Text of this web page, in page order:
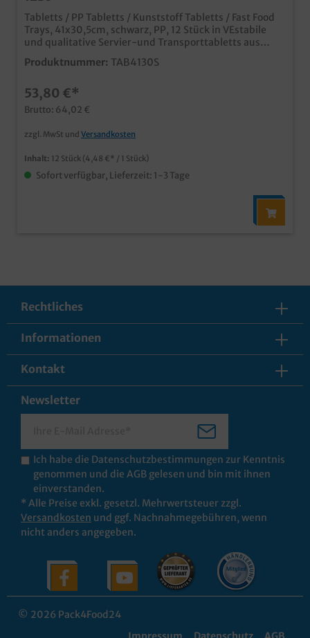
Tabletts / PP Tabletts / Kunststoff Tabletts / Fast Food
Trays, 41x30,5cm, schwarz, PP, 12 Stück in VEstabile
und qualitative Servier-und Transporttabletts aus
Kunststoffideal für Kantine, Fastfood Restaurant, SB
Restaurant, usw.rutschsichere Oberfläche für guten
genormtleicht zu reinigennach dem Gebrauch
recycelbar
Produktnummer: TAB4130S
53,80 €*
Brutto: 64,02 €
zzgl. MwSt und Versandkosten
Inhalt: 12 Stück (4,48 €* / 1 Stück)
Sofort verfügbar, Lieferzeit: 1-3 Tage
Rechtliches
Informationen
Kontakt
Newsletter
Ich habe die Datenschutzbestimmungen zur Kenntnis
genommen und die AGB gelesen und bin mit ihnen
einverstanden.
* Alle Preise exkl. gesetzl. Mehrwertsteuer zzgl.
Versandkosten und ggf. Nachnahmegebühren, wenn
nicht anders angegeben.
© 2026 Pack4Food24